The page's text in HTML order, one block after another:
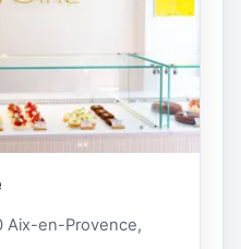
Aix-en-Provence,